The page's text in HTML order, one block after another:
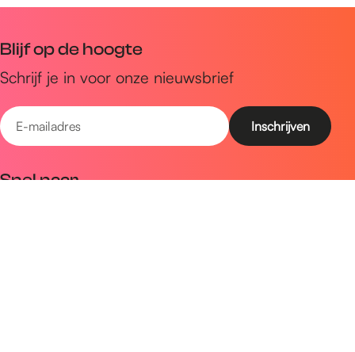
Blijf op de hoogte
Schrijf je in voor onze nieuwsbrief
E
-
Snel naar